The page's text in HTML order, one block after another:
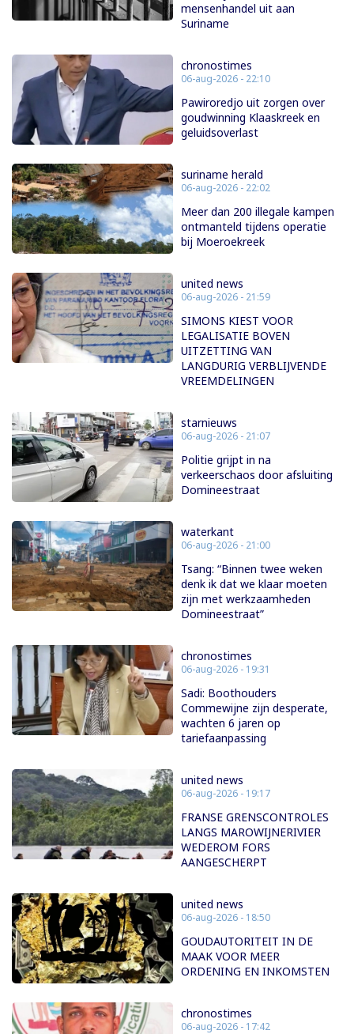
mensenhandel uit aan
Suriname
chronostimes
06-aug-2026 - 22:10
Pawiroredjo uit zorgen over
goudwinning Klaaskreek en
geluidsoverlast
suriname herald
06-aug-2026 - 22:02
Meer dan 200 illegale kampen
ontmanteld tijdens operatie
bij Moeroekreek
united news
06-aug-2026 - 21:59
SIMONS KIEST VOOR
LEGALISATIE BOVEN
UITZETTING VAN
LANGDURIG VERBLIJVENDE
VREEMDELINGEN
starnieuws
06-aug-2026 - 21:07
Politie grijpt in na
verkeerschaos door afsluiting
Domineestraat
waterkant
06-aug-2026 - 21:00
Tsang: “Binnen twee weken
denk ik dat we klaar moeten
zijn met werkzaamheden
Domineestraat”
chronostimes
06-aug-2026 - 19:31
Sadi: Boothouders
Commewijne zijn desperate,
wachten 6 jaren op
tariefaanpassing
united news
06-aug-2026 - 19:17
FRANSE GRENSCONTROLES
LANGS MAROWIJNERIVIER
WEDEROM FORS
AANGESCHERPT
united news
06-aug-2026 - 18:50
GOUDAUTORITEIT IN DE
MAAK VOOR MEER
ORDENING EN INKOMSTEN
chronostimes
06-aug-2026 - 17:42